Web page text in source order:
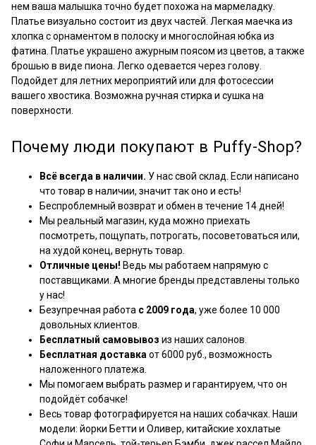
нем ваша малышка точно будет похожа на мармеладку.
Платье визуально состоит из двух частей. Легкая маечка из
хлопка с орнаментом в полоску и многослойная юбка из
фатина. Платье украшено ажурным поясом из цветов, а также
брошью в виде пиона. Легко одевается через голову.
Подойдет для летних мероприятий или для фотосессии
вашего хвостика. Возможна ручная стирка и сушка на
поверхности.
Почему люди покупают в Puffy-Shop?
Всё всегда в наличии. У нас свой склад. Если написано
что товар в наличии, значит так оно и есть!
Беспроблемный возврат и обмен в течение 14 дней!
Мы реальный магазин, куда можно приехать
посмотреть, пощупать, потрогать, посоветоваться или,
на худой конец, вернуть товар.
Отличные цены! Ведь мы работаем напрямую с
поставщиками. А многие бренды представлены только
у нас!
Безупречная работа с 2009 года, уже более 10 000
довольных клиентов.
Бесплатный самовывоз из наших салонов.
Бесплатная доставка от 6000 руб., возможность
наложенного платежа.
Мы помогаем выбрать размер и гарантируем, что он
подойдёт собачке!
Весь товар фотографируется на наших собачках. Наши
модели: йорки Бетти и Оливер, китайские хохлатые